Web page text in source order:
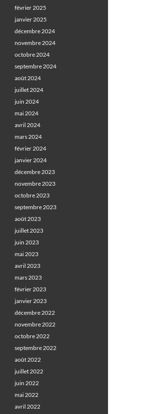
février 2025
janvier 2025
décembre 2024
novembre 2024
octobre 2024
septembre 2024
août 2024
juillet 2024
juin 2024
mai 2024
avril 2024
mars 2024
février 2024
janvier 2024
décembre 2023
novembre 2023
octobre 2023
septembre 2023
août 2023
juillet 2023
juin 2023
mai 2023
avril 2023
mars 2023
février 2023
janvier 2023
décembre 2022
novembre 2022
octobre 2022
septembre 2022
août 2022
juillet 2022
juin 2022
mai 2022
avril 2022